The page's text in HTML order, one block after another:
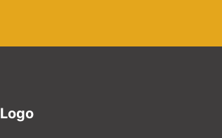
Logo